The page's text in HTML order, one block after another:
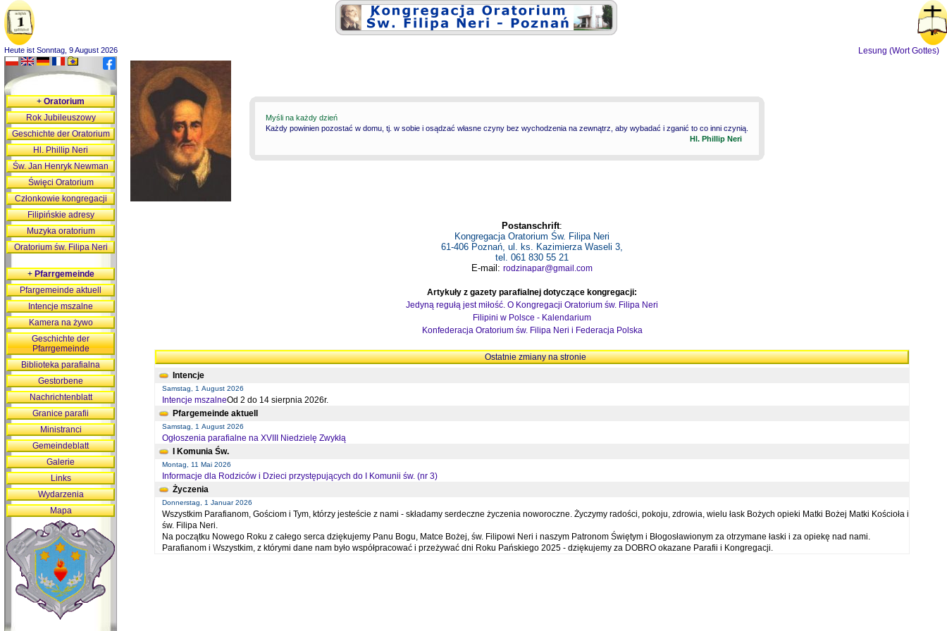
Heute ist Sonntag, 9 August 2026 Lesung (Wort Gottes)
Myśli na każdy dzień
Każdy powinien pozostać w domu, tj. w sobie i osądzać własne czyny bez wychodzenia na zewnątrz, aby wybadać i zganić to co inni czynią.
Hl. Phillip Neri
Postanschrift:
Kongregacja Oratorium Św. Filipa Neri
61-406 Poznań, ul. ks. Kazimierza Waseli 3,
tel. 061 830 55 21
E-mail: rodzinapar@gmail.com
Artykuły z gazety parafialnej dotyczące kongregacji:
Jedyną regułą jest miłość. O Kongregacji Oratorium św. Filipa Neri
Filipini w Polsce - Kalendarium
Konfederacja Oratorium św. Filipa Neri i Federacja Polska
Ostatnie zmiany na stronie
Intencje
Samstag, 1 August 2026
Intencje mszalneOd 2 do 14 sierpnia 2026r.
Pfargemeinde aktuell
Samstag, 1 August 2026
Ogłoszenia parafialne na XVIII Niedzielę Zwykłą
I Komunia Św.
Montag, 11 Mai 2026
Informacje dla Rodziców i Dzieci przystępujących do I Komunii św. (nr 3)
Życzenia
Donnerstag, 1 Januar 2026
Wszystkim Parafianom, Gościom i Tym, którzy jesteście z nami - składamy serdeczne życzenia noworoczne. Życzymy radości, pokoju, zdrowia, wielu łask Bożych opieki Matki Bożej Matki Kościoła i
św. Filipa Neri.
Na początku Nowego Roku z całego serca dziękujemy Panu Bogu, Matce Bożej, św. Filipowi Neri i naszym Patronom Świętym i Błogosławionym za otrzymane łaski i za opiekę nad nami.
Parafianom i Wszystkim, z którymi dane nam było współpracować i przeżywać dni Roku Pańskiego 2025 - dziękujemy za DOBRO okazane Parafii i Kongregacji.
+Oratorium
Rok Jubileuszowy
Geschichte der Oratorium
Hl. Phillip Neri
Św. Jan Henryk Newman
Święci Oratorium
Członkowie kongregacji
Filipińskie adresy
Muzyka oratorium
Oratorium św. Filipa Neri
+Pfarrgemeinde
Pfargemeinde aktuell
Intencje mszalne
Kamera na żywo
Geschichte der
Pfarrgemeinde
Biblioteka parafialna
Gestorbene
Nachrichtenblatt
Granice parafii
Ministranci
Gemeindeblatt
Galerie
Links
Wydarzenia
Mapa